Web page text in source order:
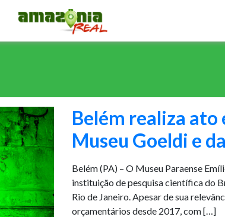
Belém realiza ato
Museu Goeldi e
Belém (PA) – O Museu Paraense
instituição de pesquisa científica do
Rio de Janeiro. Apesar de sua
orçamentários desde 2017, com […]